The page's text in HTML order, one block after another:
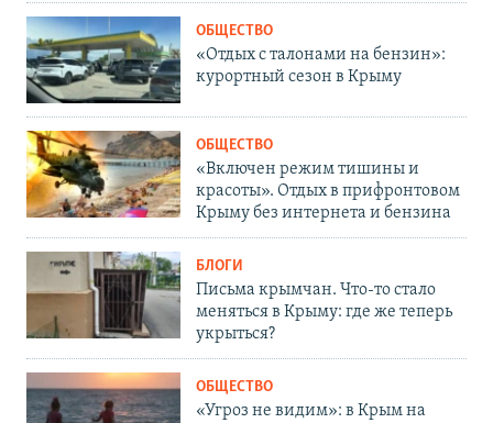
ОБЩЕСТВО
«Отдых с талонами на бензин»:
курортный сезон в Крыму
ОБЩЕСТВО
«Включен режим тишины и
красоты». Отдых в прифронтовом
Крыму без интернета и бензина
БЛОГИ
Письма крымчан. Что-то стало
меняться в Крыму: где же теперь
укрыться?
ОБЩЕСТВО
«Угроз не видим»: в Крым на